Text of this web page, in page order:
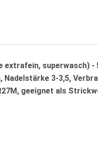
extrafein, superwasch) -
Nadelstärke 3-3,5,
geeignet als